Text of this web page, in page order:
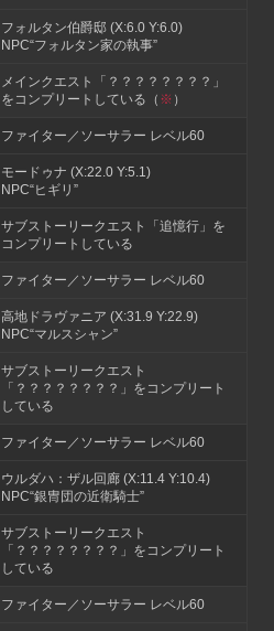
フォルタン伯爵邸 (X:6.0 Y:6.0)
NPC“フォルタン家の執事”
メインクエスト「？？？？？？？？」
をコンプリートしている（ ※ ）
ファイター／ソーサラー レベル60
モードゥナ (X:22.0 Y:5.1)
NPC“ヒギリ”
サブストーリークエスト「追憶行」を
コンプリートしている
ファイター／ソーサラー レベル60
高地ドラヴァニア (X:31.9 Y:22.9)
NPC“マルスシャン”
サブストーリークエスト
「？？？？？？？？」をコンプリート
している
ファイター／ソーサラー レベル60
ウルダハ：ザル回廊 (X:11.4 Y:10.4)
NPC“銀冑団の近衛騎士”
サブストーリークエスト
「？？？？？？？？」をコンプリート
している
ファイター／ソーサラー レベル60